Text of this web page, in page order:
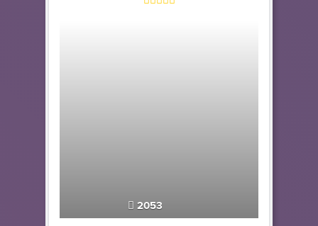
2053